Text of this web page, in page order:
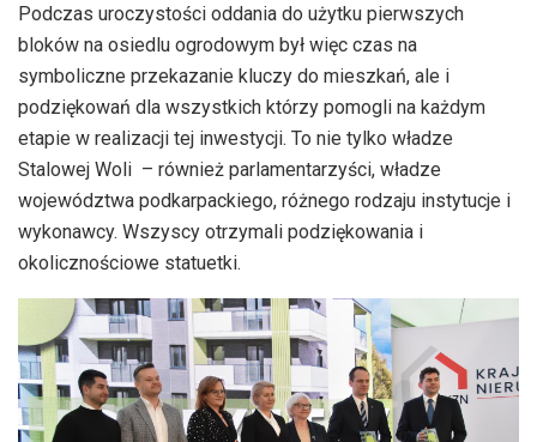
Podczas uroczystości oddania do użytku pierwszych
bloków na osiedlu ogrodowym był więc czas na
symboliczne przekazanie kluczy do mieszkań, ale i
podziękowań dla wszystkich którzy pomogli na każdym
etapie w realizacji tej inwestycji. To nie tylko władze
Stalowej Woli – również parlamentarzyści, władze
województwa podkarpackiego, różnego rodzaju instytucje i
wykonawcy. Wszyscy otrzymali podziękowania i
okolicznościowe statuetki.